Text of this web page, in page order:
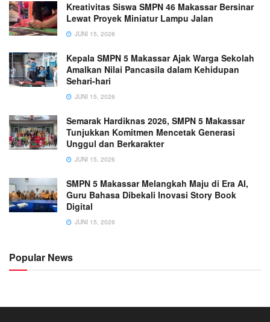
Kreativitas Siswa SMPN 46 Makassar Bersinar
Lewat Proyek Miniatur Lampu Jalan
JUNI 15, 2026
Kepala SMPN 5 Makassar Ajak Warga Sekolah
Amalkan Nilai Pancasila dalam Kehidupan
Sehari-hari
JUNI 15, 2026
Semarak Hardiknas 2026, SMPN 5 Makassar
Tunjukkan Komitmen Mencetak Generasi
Unggul dan Berkarakter
JUNI 15, 2026
SMPN 5 Makassar Melangkah Maju di Era AI,
Guru Bahasa Dibekali Inovasi Story Book
Digital
JUNI 15, 2026
Popular News